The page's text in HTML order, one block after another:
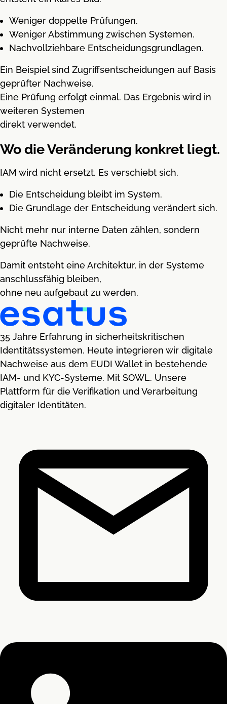
Weniger doppelte Prüfungen.
Weniger Abstimmung zwischen Systemen.
Nachvollziehbare Entscheidungsgrundlagen.
Ein Beispiel sind Zugriffsentscheidungen auf Basis
geprüfter Nachweise.
Eine Prüfung erfolgt einmal. Das Ergebnis wird in
weiteren Systemen
direkt verwendet.
Wo die Veränderung konkret liegt.
IAM wird nicht ersetzt. Es verschiebt sich.
Die Entscheidung bleibt im System.
Die Grundlage der Entscheidung verändert sich.
Nicht mehr nur interne Daten zählen, sondern
geprüfte Nachweise.
Damit entsteht eine Architektur, in der Systeme
anschlussfähig bleiben,
ohne neu aufgebaut zu werden.
35 Jahre Erfahrung in sicherheitskritischen
Identitätssystemen. Heute integrieren wir digitale
Nachweise aus dem EUDI Wallet in bestehende
IAM- und KYC-Systeme. Mit SOWL. Unsere
Plattform für die Verifikation und Verarbeitung
digitaler Identitäten.